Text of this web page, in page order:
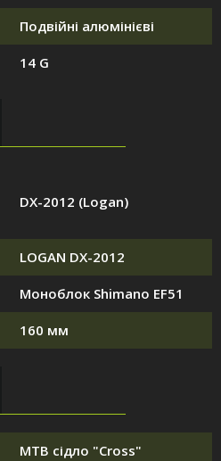
Подвійні алюмінієві
14 G
DX-2012 (Logan)
LOGAN DX-2012
Моноблок Shimano EF51
160 мм
MTB сідло "Cross"